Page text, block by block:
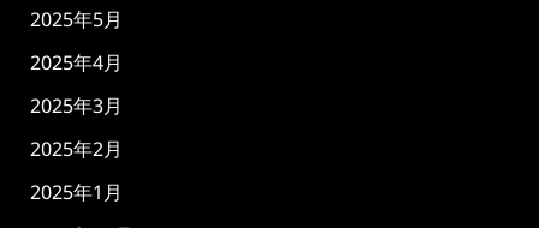
2025年5月
2025年4月
2025年3月
2025年2月
2025年1月